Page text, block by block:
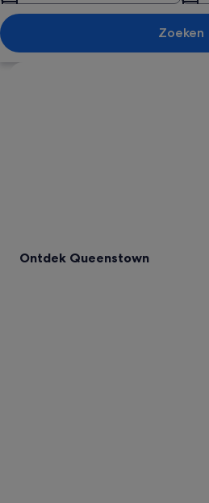
Zoeken
Ontdek Queenstown